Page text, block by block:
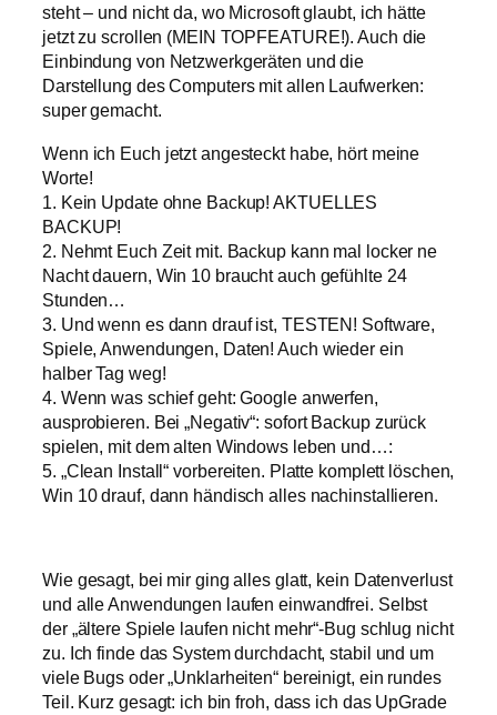
steht – und nicht da, wo Microsoft glaubt, ich hätte
jetzt zu scrollen (MEIN TOPFEATURE!). Auch die
Einbindung von Netzwerkgeräten und die
Darstellung des Computers mit allen Laufwerken:
super gemacht.
Wenn ich Euch jetzt angesteckt habe, hört meine
Worte!
1. Kein Update ohne Backup! AKTUELLES
BACKUP!
2. Nehmt Euch Zeit mit. Backup kann mal locker ne
Nacht dauern, Win 10 braucht auch gefühlte 24
Stunden…
3. Und wenn es dann drauf ist, TESTEN! Software,
Spiele, Anwendungen, Daten! Auch wieder ein
halber Tag weg!
4. Wenn was schief geht: Google anwerfen,
ausprobieren. Bei „Negativ“: sofort Backup zurück
spielen, mit dem alten Windows leben und…:
5. „Clean Install“ vorbereiten. Platte komplett löschen,
Win 10 drauf, dann händisch alles nachinstallieren.
Wie gesagt, bei mir ging alles glatt, kein Datenverlust
und alle Anwendungen laufen einwandfrei. Selbst
der „ältere Spiele laufen nicht mehr“-Bug schlug nicht
zu. Ich finde das System durchdacht, stabil und um
viele Bugs oder „Unklarheiten“ bereinigt, ein rundes
Teil. Kurz gesagt: ich bin froh, dass ich das UpGrade